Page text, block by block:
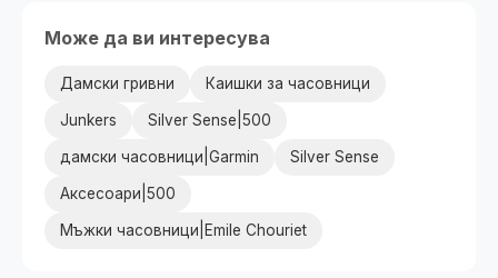
Може да ви интересува
Дамски гривни Каишки за часовници
Junkers Silver Sense|500
дамски часовници|Garmin Silver Sense
Аксесоари|500
Мъжки часовници|Emile Chouriet